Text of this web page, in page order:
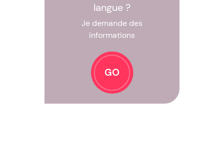
langue ?
Je demande des
informations
GO